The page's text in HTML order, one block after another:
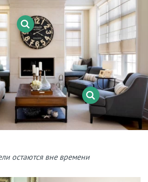
остаются вне времени